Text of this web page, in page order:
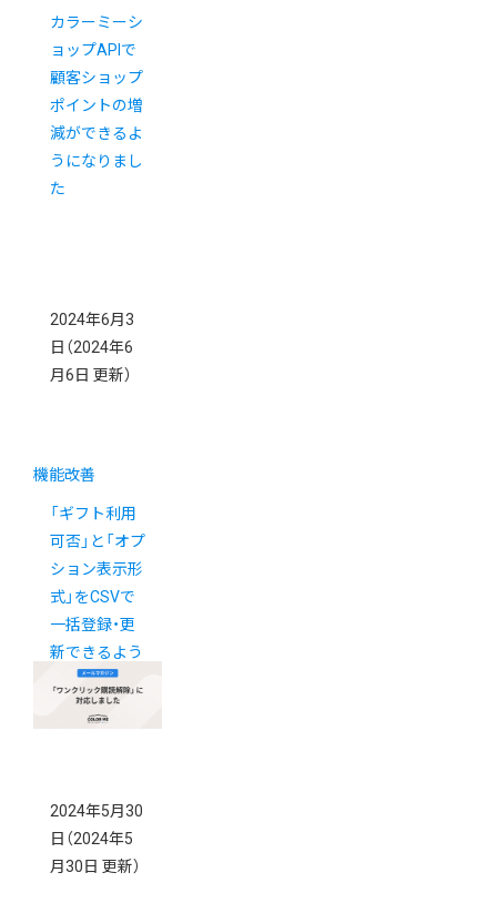
カラーミーシ
ョップAPIで
顧客ショップ
ポイントの増
減ができるよ
うになりまし
た
2024年6月3
日 （2024年6
月6日 更新）
機能改善
「ギフト利用
可否」と「オプ
ション表示形
式」をCSVで
一括登録・更
新できるよう
になりました
（6/6更新）
2024年5月30
日 （2024年5
月30日 更新）